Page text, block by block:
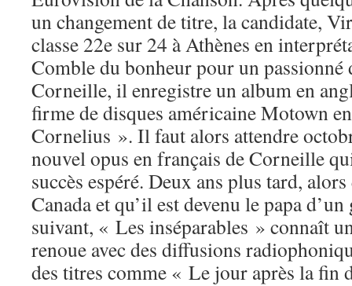
un changement de titre, la candidate,
classe 22e sur 24 à Athènes en
Comble du bonheur pour un passionné
Corneille, il enregistre un album en
firme de disques américaine Motown
Cornelius ». Il faut alors attendre
nouvel opus en français de Corneille
succès espéré. Deux ans plus tard,
Canada et qu’il est devenu le papa
suivant, « Les inséparables » connaît
renoue avec des diffusions
des titres comme « Le jour après la fin